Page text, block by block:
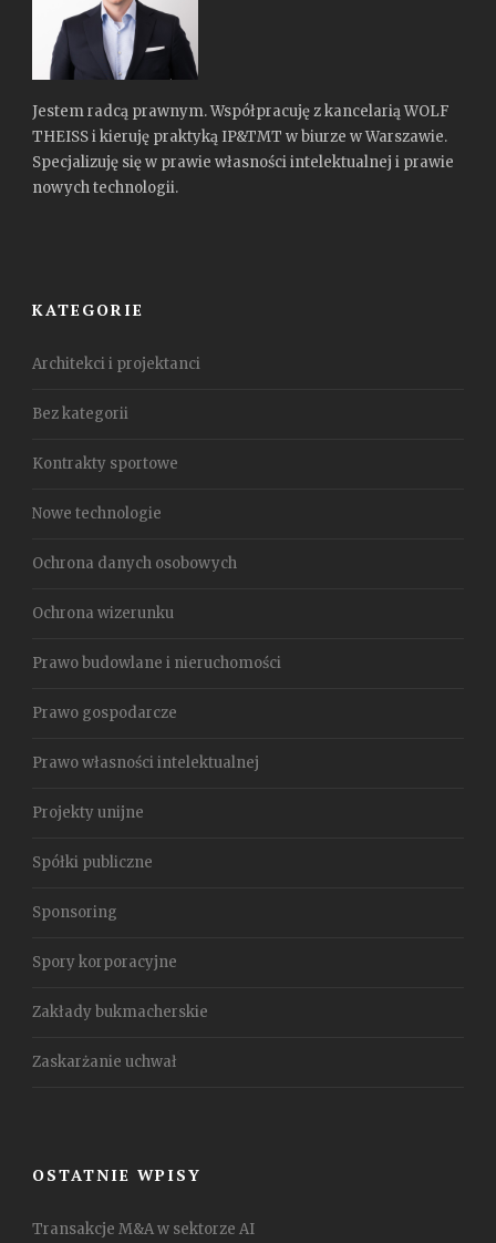
Jestem radcą prawnym. Współpracuję z kancelarią WOLF
THEISS i kieruję praktyką IP&TMT w biurze w Warszawie.
Specjalizuję się w prawie własności intelektualnej i prawie
nowych technologii.
KATEGORIE
Architekci i projektanci
Bez kategorii
Kontrakty sportowe
Nowe technologie
Ochrona danych osobowych
Ochrona wizerunku
Prawo budowlane i nieruchomości
Prawo gospodarcze
Prawo własności intelektualnej
Projekty unijne
Spółki publiczne
Sponsoring
Spory korporacyjne
Zakłady bukmacherskie
Zaskarżanie uchwał
OSTATNIE WPISY
Transakcje M&A w sektorze AI